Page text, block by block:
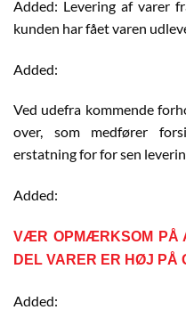
Added: Levering af varer
kunden har fået varen
Added:
Ved udefra kommende
over, som medfører
erstatning for for sen
Added:
VÆR OPMÆRKSOM PÅ
DEL VARER ER HØJ PÅ
Added: